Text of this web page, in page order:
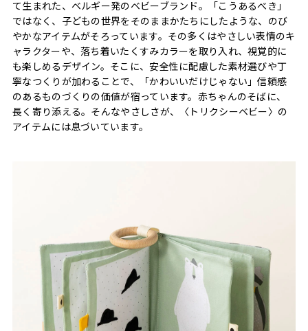
て生まれた、ベルギー発のベビーブランド。「こうあるべき」
ではなく、子どもの世界をそのままかたちにしたような、のび
やかなアイテムがそろっています。その多くはやさしい表情のキ
ャラクターや、落ち着いたくすみカラーを取り入れ、視覚的に
も楽しめるデザイン。そこに、安全性に配慮した素材選びや丁
寧なつくりが加わることで、「かわいいだけじゃない」信頼感
のあるものづくりの価値が宿っています。赤ちゃんのそばに、
長く寄り添える。そんなやさしさが、〈トリクシーベビー〉の
アイテムには息づいています。